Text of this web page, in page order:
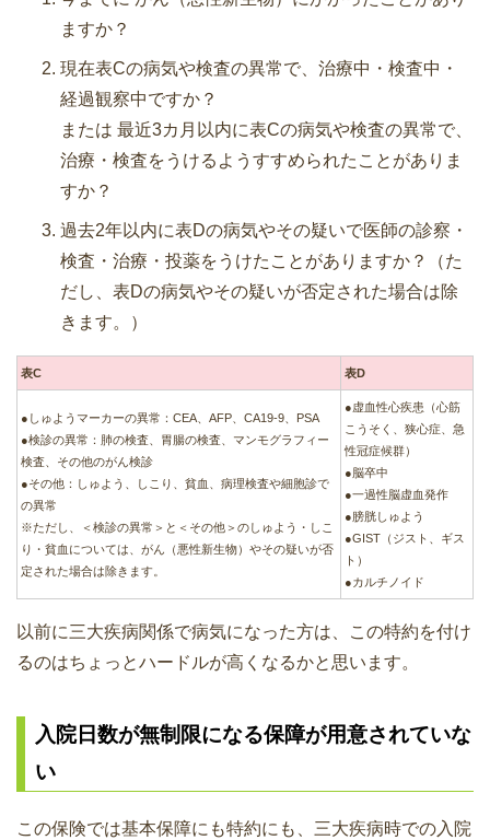
ますか？
現在表Cの病気や検査の異常で、治療中・検査中・
経過観察中ですか？
または 最近3カ月以内に表Cの病気や検査の異常で、
治療・検査をうけるようすすめられたことがありま
すか？
過去2年以内に表Dの病気やその疑いで医師の診察・
検査・治療・投薬をうけたことがありますか？（た
だし、表Dの病気やその疑いが否定された場合は除
きます。）
表C 表D
●しゅようマーカーの異常：CEA、AFP、CA19-9、PSA
●検診の異常：肺の検査、胃腸の検査、マンモグラフィー
検査、その他のがん検診
●その他：しゅよう、しこり、貧血、病理検査や細胞診で
の異常
※ただし、＜検診の異常＞と＜その他＞のしゅよう・しこ
り・貧血については、がん（悪性新生物）やその疑いが否
定された場合は除きます。
●虚血性心疾患（心筋
こうそく、狭心症、急
性冠症候群）
●脳卒中
●一過性脳虚血発作
●膀胱しゅよう
●GIST（ジスト、ギス
ト）
●カルチノイド
以前に三大疾病関係で病気になった方は、この特約を付け
るのはちょっとハードルが高くなるかと思います。
入院日数が無制限になる保障が用意されていな
い
この保険では基本保障にも特約にも、三大疾病時での入院